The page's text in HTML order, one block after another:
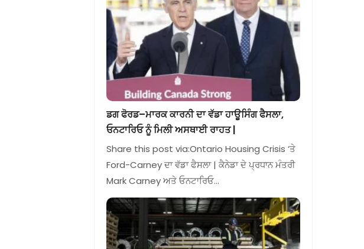
ਡਗ ਫੋਰਡ–ਮਾਰਕ ਕਾਰਨੀ ਦਾ ਵੱਡਾ ਹਾਊਸਿੰਗ ਫੈਸਲਾ,
ਓਨਟਾਰਿਓ ਨੂੰ ਮਿਲੀ ਅਸਥਾਈ ਰਾਹਤ |
Share this post via:Ontario Housing Crisis ‘ਤੇ
Ford-Carney ਦਾ ਵੱਡਾ ਫੈਸਲਾ | ਕੈਨੇਡਾ ਦੇ ਪ੍ਰਧਾਨ ਮੰਤਰੀ
Mark Carney ਅਤੇ ਓਨਟਾਰਿਓ…